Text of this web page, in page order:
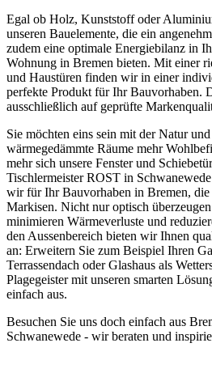
Egal ob Holz, Kunststoff oder
unseren Bauelemente, die ein
zudem eine optimale Energiebilanz in
Wohnung in Bremen bieten. Mit einer
und Haustüren finden wir in einer
perfekte Produkt für Ihr Bauvorhaben.
ausschließlich auf geprüfte
Sie möchten eins sein mit der Natur
wärmegedämmte Räume mehr
mehr sich unsere Fenster und
Tischlermeister ROST in
wir für Ihr Bauvorhaben in Bremen, die
Markisen. Nicht nur optisch
minimieren Wärmeverluste und
den Aussenbereich bieten wir Ihnen
an: Erweitern Sie zum Beispiel Ihren
Terrassendach oder Glashaus als
Plagegeister mit unseren smarten
einfach aus.
Besuchen Sie uns doch einfach aus
Schwanewede - wir beraten und